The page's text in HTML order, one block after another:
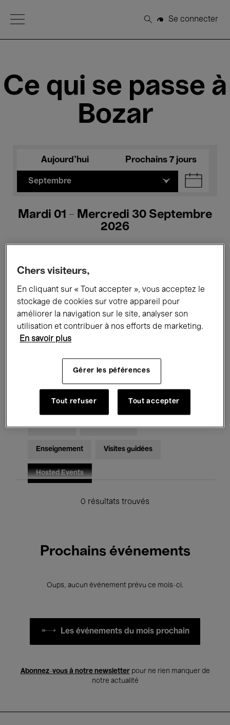
Open Menu
Rechercher
Se connecter
Ce qui se passe à
Bozar
Aujourd'hui Prochains 7 jours
Septembre
Mardi 01 - Mercredi 30 Septembre
2026
Tous les événements Concerts
Expositions Films Performances
Rencontres & Débats
Musique classique Global Music
Musique électronique
Pour tous Kids’ Palace
Enseignement Visites guidées
Hosted Events
0 résultats trouvés
Prochains événements
Oups, aucun événement prévu ce mois-ci.
Les événements du mois prochain
Abonnez-vous à notre newsletterpour ne rien manquer de
notre actualité
Chers visiteurs,
En cliquant sur « Tout accepter », vous acceptez le
stockage de cookies sur votre appareil pour
améliorer la navigation sur le site, analyser son
utilisation et contribuer à nos efforts de marketing.
En savoir plus
Gérer les péférences
Tout refuser Tout accepter